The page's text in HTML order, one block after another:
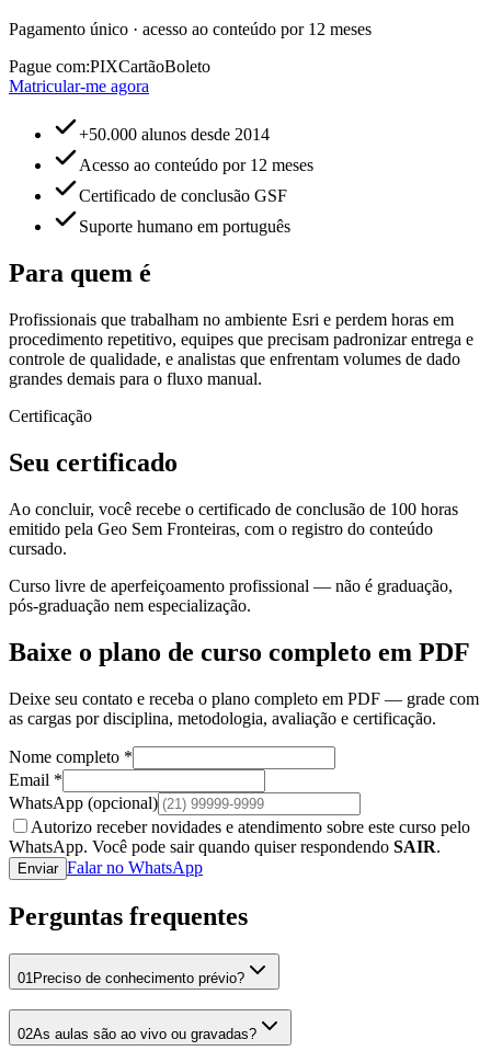
Pagamento único · acesso ao conteúdo por 12 meses
Pague com:PIXCartãoBoleto
Matricular-me agora
+50.000 alunos desde 2014
Acesso ao conteúdo por 12 meses
Certificado de conclusão GSF
Suporte humano em português
Para quem é
Profissionais que trabalham no ambiente Esri e perdem horas em
procedimento repetitivo, equipes que precisam padronizar entrega e
controle de qualidade, e analistas que enfrentam volumes de dado
grandes demais para o fluxo manual.
Certificação
Seu certificado
Ao concluir, você recebe o certificado de conclusão de 100 horas
emitido pela Geo Sem Fronteiras, com o registro do conteúdo
cursado.
Curso livre de aperfeiçoamento profissional — não é graduação,
pós-graduação nem especialização.
Baixe o plano de curso completo em PDF
Deixe seu contato e receba o plano completo em PDF — grade com
as cargas por disciplina, metodologia, avaliação e certificação.
Nome completo *
Email *
WhatsApp (opcional)
Autorizo receber novidades e atendimento sobre este curso pelo
WhatsApp. Você pode sair quando quiser respondendo SAIR.
Enviar Falar no WhatsApp
Perguntas frequentes
01 Preciso de conhecimento prévio?
02As aulas são ao vivo ou gravadas?